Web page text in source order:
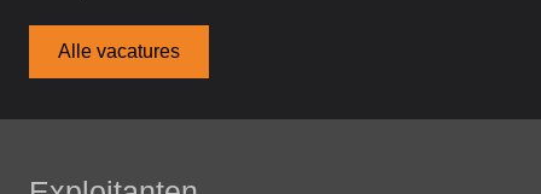
Alle vacatures